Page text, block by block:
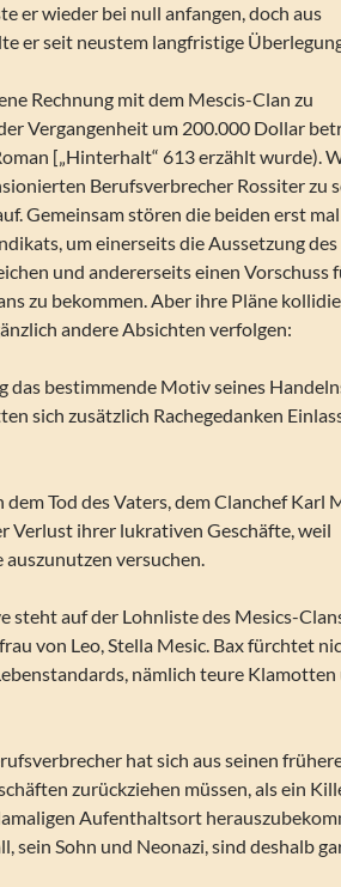
er wieder bei null anfangen, doch aus
er seit neustem langfristige
Rechnung mit dem Mescis-Clan zu
Vergangenheit um 200.000 Dollar
[„Hinterhalt“ 613 erzählt wurde).
Berufsverbrecher Rossiter zu
Gemeinsam stören die beiden erst
um einerseits die Aussetzung des
und andererseits einen Vorschuss
zu bekommen. Aber ihre Pläne
andere Absichten verfolgen:
das bestimmende Motiv seines
sich zusätzlich Rachegedanken
dem Tod des Vaters, dem Clanchef Karl
Verlust ihrer lukrativen Geschäfte, weil
versuchen.
steht auf der Lohnliste des Mesics-
von Leo, Stella Mesic. Bax fürchtet
nämlich teure Klamotten
hat sich aus seinen
zurückziehen müssen, als ein
Aufenthaltsort
sein Sohn und Neonazi, sind deshalb